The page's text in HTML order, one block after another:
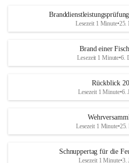
Lesezeit 1 Minute•25.
Brand einer
Lesezeit 1 Minute•6.
Rückblick
Lesezeit 1 Minute•6.
Lesezeit 1 Minute•25.
Schnuppertag für die
Lesezeit 1 Minute•3.